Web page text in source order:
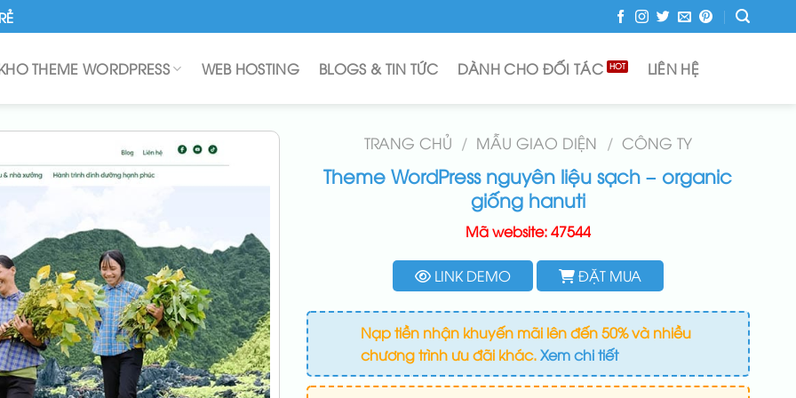
THEME WORDPRESS WEB HOSTING BLOGS & TIN TỨC DÀNH CHO ĐỐI TÁC LIÊN HỆ
TRANG CHỦ / MẪU GIAO DIỆN / CÔNG TY
Theme WordPress nguyên liệu sạch – organic
giống hanuti
Mã website: 47544
LINK DEMO ĐẶT MUA
Nạp tiền nhận khuyến mãi lên đến 50% và nhiều
chương trình ưu đãi khác.Xem chi tiết